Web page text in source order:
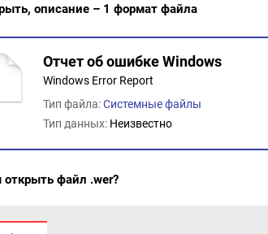
описание – 1 формат файла
Отчет об ошибке Windows
Windows Error Report
Тип файла:Системные файлы
Тип данных: Неизвестно
открыть файл .wer?